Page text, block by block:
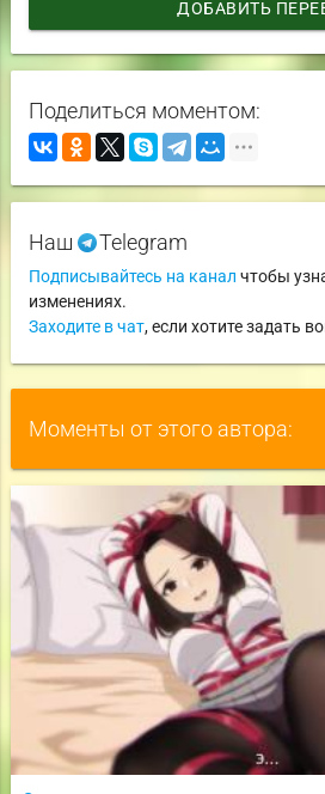
ДОБАВИТЬ
Поделиться моментом:
Наш Telegram
Подписывайтесь на канал чтобы
изменениях.
Заходите в чат, если хотите задать
Моменты от этого автора: